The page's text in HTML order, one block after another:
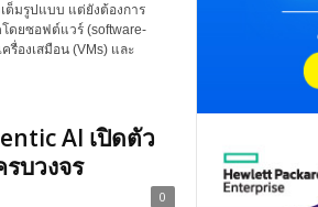
ต็มรูปแบบ แต่ยังต้องการ
ดยซอฟต์แวร์ (software-
รื่องเสมือน (VMs) และ
AI เปิดตัว
บวงจร
0